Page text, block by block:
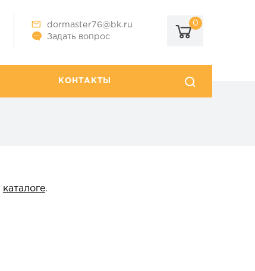
dormaster76@bk.ru
Задать вопрос
0
КОНТАКТЫ
каталоге.